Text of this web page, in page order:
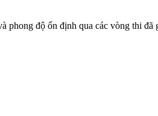
phong độ ổn định qua các vòng thi